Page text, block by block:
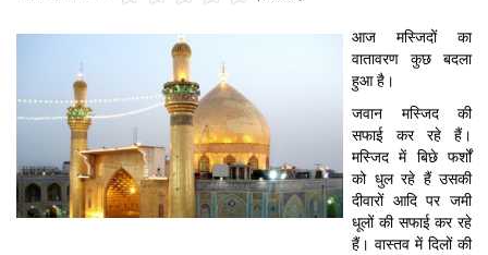
आज मस्जिदों का
वातावरण कुछ बदला
हुआ है।
जवान मस्जिद की
सफाई कर रहे हैं।
मस्जिद में बिछे फर्शों
को धुल रहे हैं उसकी
दीवारों आदि पर जमी
धूलों की सफाई कर रहे
हैं। वास्तव में दिलों की